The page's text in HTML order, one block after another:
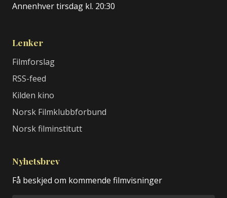
Annenhver tirsdag kl. 20:30
Lenker
Filmforslag
RSS-feed
Kilden kino
Norsk Filmklubbforbund
Norsk filminstitutt
Nyhetsbrev
Få beskjed om kommende filmvisninger